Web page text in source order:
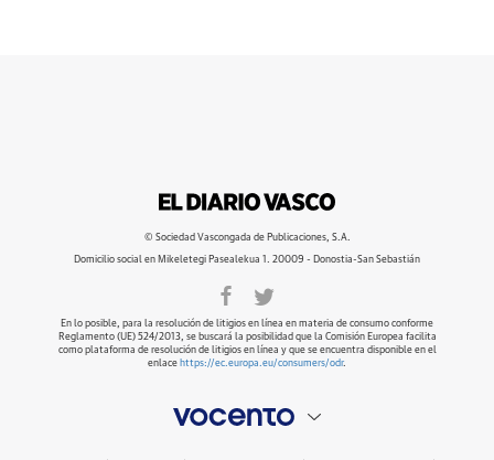
© Sociedad Vascongada de Publicaciones, S.A.
Domicilio social en Mikeletegi Pasealekua 1. 20009 - Donostia-San Sebastián
En lo posible, para la resolución de litigios en línea en materia de consumo conforme
Reglamento (UE) 524/2013, se buscará la posibilidad que la Comisión Europea facilita
como plataforma de resolución de litigios en línea y que se encuentra disponible en el
enlace https://ec.europa.eu/consumers/odr.